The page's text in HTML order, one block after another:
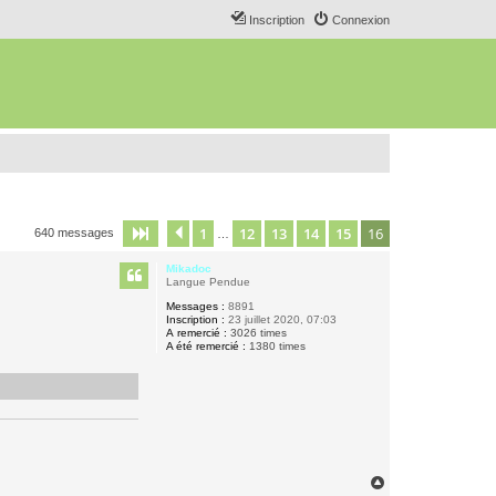
Connexion
Inscription
640 messages Page 16 sur 16
Précédent
1 12 13 14 15 16
Mikadoc
Langue Pendue
Messages : 8891
Inscription : 23 juillet 2020, 07:03
A remercié : 3026 times
A été remercié : 1380 times